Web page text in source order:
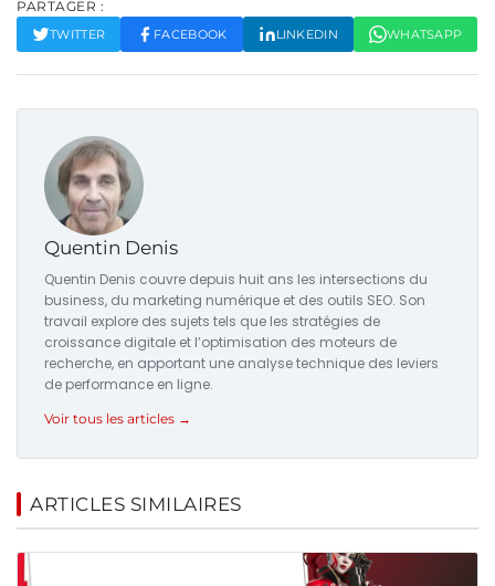
PARTAGER :
TWITTER FACEBOOK LINKEDIN WHATSAPP
Quentin Denis
Quentin Denis couvre depuis huit ans les intersections du
business, du marketing numérique et des outils SEO. Son
travail explore des sujets tels que les stratégies de
croissance digitale et l’optimisation des moteurs de
recherche, en apportant une analyse technique des leviers
de performance en ligne.
Voir tous les articles →
ARTICLES SIMILAIRES